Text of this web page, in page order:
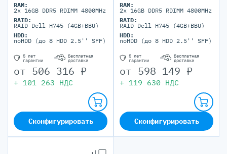
RAM:
2x 16GB DDR5 RDIMM 4800MHz
RAID:
RAID Dell H745 (4GB+BBU)
HDD:
noHDD (до 8 HDD 2.5'' SFF)
5 лет
гарантии
Бесплатная
доставка
от 506 316 ₽
+ 101 263 НДС
Сконфигурировать
RAM:
2x 16GB DDR5 RDIMM 4800MHz
RAID:
RAID Dell H745 (4GB+BBU)
HDD:
noHDD (до 8 HDD 2.5'' SFF)
5 лет
гарантии
Бесплатная
доставка
от 598 149 ₽
+ 119 630 НДС
Сконфигурировать